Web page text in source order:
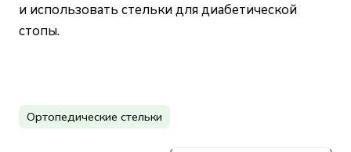
и использовать стельки для диабетической
стопы.
Ортопедические стельки